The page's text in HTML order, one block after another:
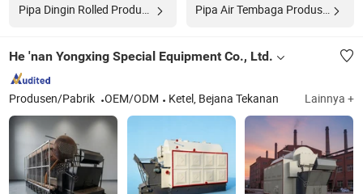
Pipa Air Tembaga Produsen
He 'nan Yongxing Special Equipment Co., Ltd.
Produsen/Pabrik OEM/ODM Ketel, Bejana Tekanan Lainnya +